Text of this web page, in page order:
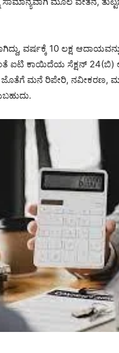
ವರ್ಷಕ್ಕೆ 10 ಲಕ್ಷ
ಐಟಿ ಕಾಯಿದೆಯ ಸೆಕ್ಷನ್ 24(ಬಿ)
ಜೊತೆಗೆ ಮನೆ ರಿಪೇರಿ,